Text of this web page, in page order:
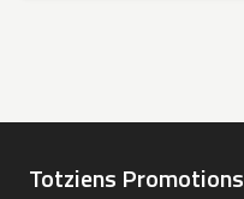
Totziens Promotions